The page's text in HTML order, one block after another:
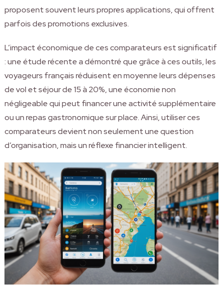
proposent souvent leurs propres applications, qui offrent
parfois des promotions exclusives.
L’impact économique de ces comparateurs est significatif
: une étude récente a démontré que grâce à ces outils, les
voyageurs français réduisent en moyenne leurs dépenses
de vol et séjour de 15 à 20%, une économie non
négligeable qui peut financer une activité supplémentaire
ou un repas gastronomique sur place. Ainsi, utiliser ces
comparateurs devient non seulement une question
d’organisation, mais un réflexe financier intelligent.